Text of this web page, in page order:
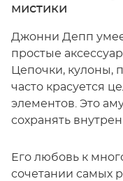
мистики
Джонни Депп
простые
Цепочки, кулоны,
часто красуется
элементов. Это
сохранять
Его любовь к
сочетании самых